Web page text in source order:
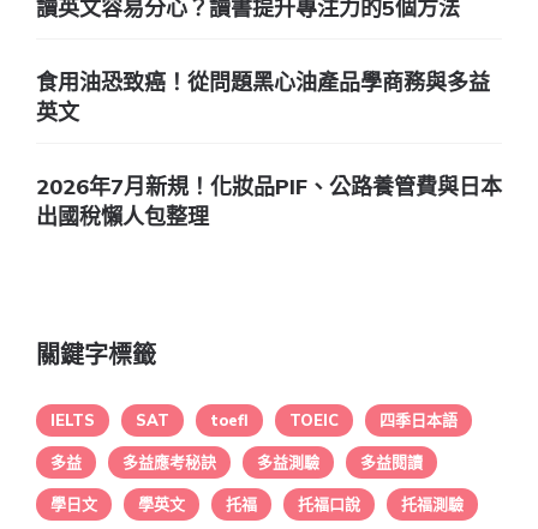
讀英文容易分心？讀書提升專注力的5個方法
食用油恐致癌！從問題黑心油產品學商務與多益
英文
2026年7月新規！化妝品PIF、公路養管費與日本
出國稅懶人包整理
關鍵字標籤
IELTS SAT toefl TOEIC 四季日本語
多益 多益應考秘訣 多益測驗 多益閱讀
學日文 學英文 托福 托福口說 托福測驗